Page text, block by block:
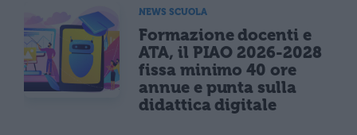
NEWS SCUOLA
Formazione docenti e
ATA, il PIAO 2026-2028
fissa minimo 40 ore
annue e punta sulla
didattica digitale